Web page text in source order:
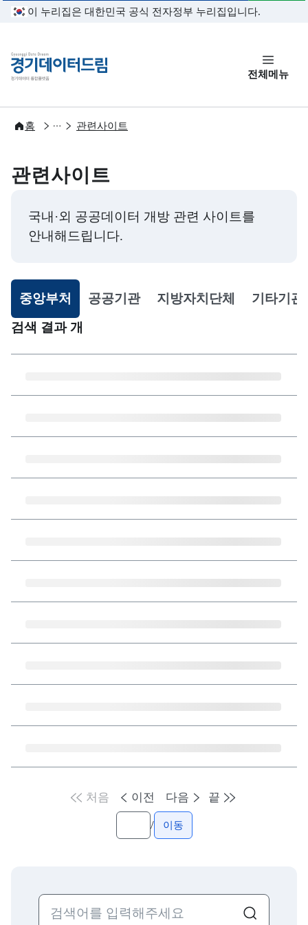
본문 바로가기
이 누리집은 대한민국 공식 전자정부 누리집입니다.
경기데이터드림
전체메뉴
홈
서비스안내 관련사이트
관련사이트
국내·외 공공데이터 개방 관련 사이트를
안내해드립니다.
중앙부처
선택됨
공공기관 지방자치단체 기타기관
중앙행정기관
검색 결과개
처음 이전 다음 끝
/ 이동
검색